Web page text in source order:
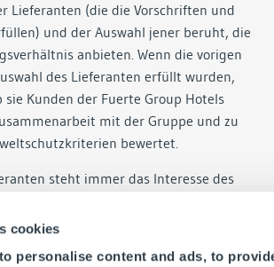
cookies
personalise content and ads, to
Lieferanten (die die Vorschriften und
und der Auswahl jener beruht, die
anbieten. Wenn die vorigen
des Lieferanten erfüllt wurden,
sie Kunden der Fuerte Group Hotels
mit der Gruppe und zu
bewertet.
steht immer das Interesse des
als Dankeschön, die von der